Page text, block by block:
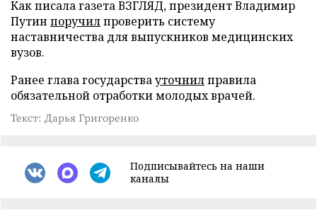
Как писала газета ВЗГЛЯД, президент Владимир
Путин поручилпроверить систему
наставничества для выпускников медицинских
вузов.
Ранее глава государствауточнилправила
обязательной отработки молодых врачей.
Текст: Дарья Григоренко
Подписывайтесь на наши
каналы